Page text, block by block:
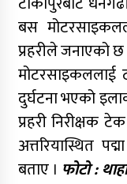
बस
प्रहरीले जनाएको छ
मोटरसाइकललाई
दुर्घटना भएको
प्रहरी निरीक्षक
अत्तरियास्थित
बताए । फोटो :